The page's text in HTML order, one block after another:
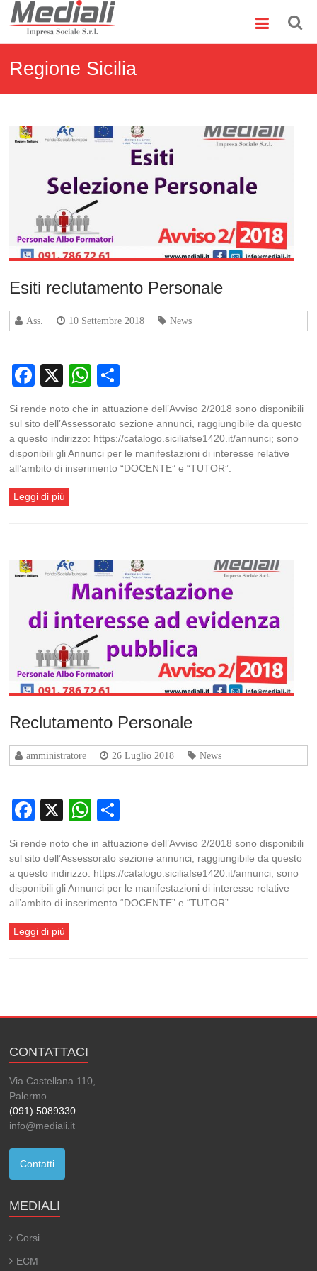
Skip
content
Mediali
Impresa
S.r.l.
Regione Sicilia
Esiti reclutamento Personale
Ass. 10 Settembre 2018 News
Facebook
X WhatsApp
Si rende noto che in attuazione dell’Avviso 2/2018 sono disponibili
sul sito dell’Assessorato sezione annunci, raggiungibile da questo
a questo indirizzo: https://catalogo.siciliafse1420.it/annunci; sono
disponibili gli Annunci per le manifestazioni di interesse relative
all’ambito di inserimento “DOCENTE” e “TUTOR”.
Leggi di più
Reclutamento Personale
amministratore 26 Luglio 2018 News
Facebook
X WhatsApp
Si rende noto che in attuazione dell’Avviso 2/2018 sono disponibili
sul sito dell’Assessorato sezione annunci, raggiungibile da questo
a questo indirizzo: https://catalogo.siciliafse1420.it/annunci; sono
disponibili gli Annunci per le manifestazioni di interesse relative
all’ambito di inserimento “DOCENTE” e “TUTOR”.
Leggi di più
CONTATTACI
Via Castellana 110,
Palermo
(091) 5089330
info@mediali.it
Contatti
MEDIALI
Corsi
ECM